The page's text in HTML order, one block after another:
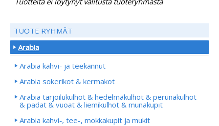
TUOTE RYHMÄT
Arabia
Arabia kahvi- ja teekannut
Arabia sokerikot & kermakot
Arabia tarjoilukulhot & hedelmäkulhot & perunakulhot
& padat & vuoat & liemikulhot & munakupit
Arabia kahvi-, tee-, mokkakupit ja mukit